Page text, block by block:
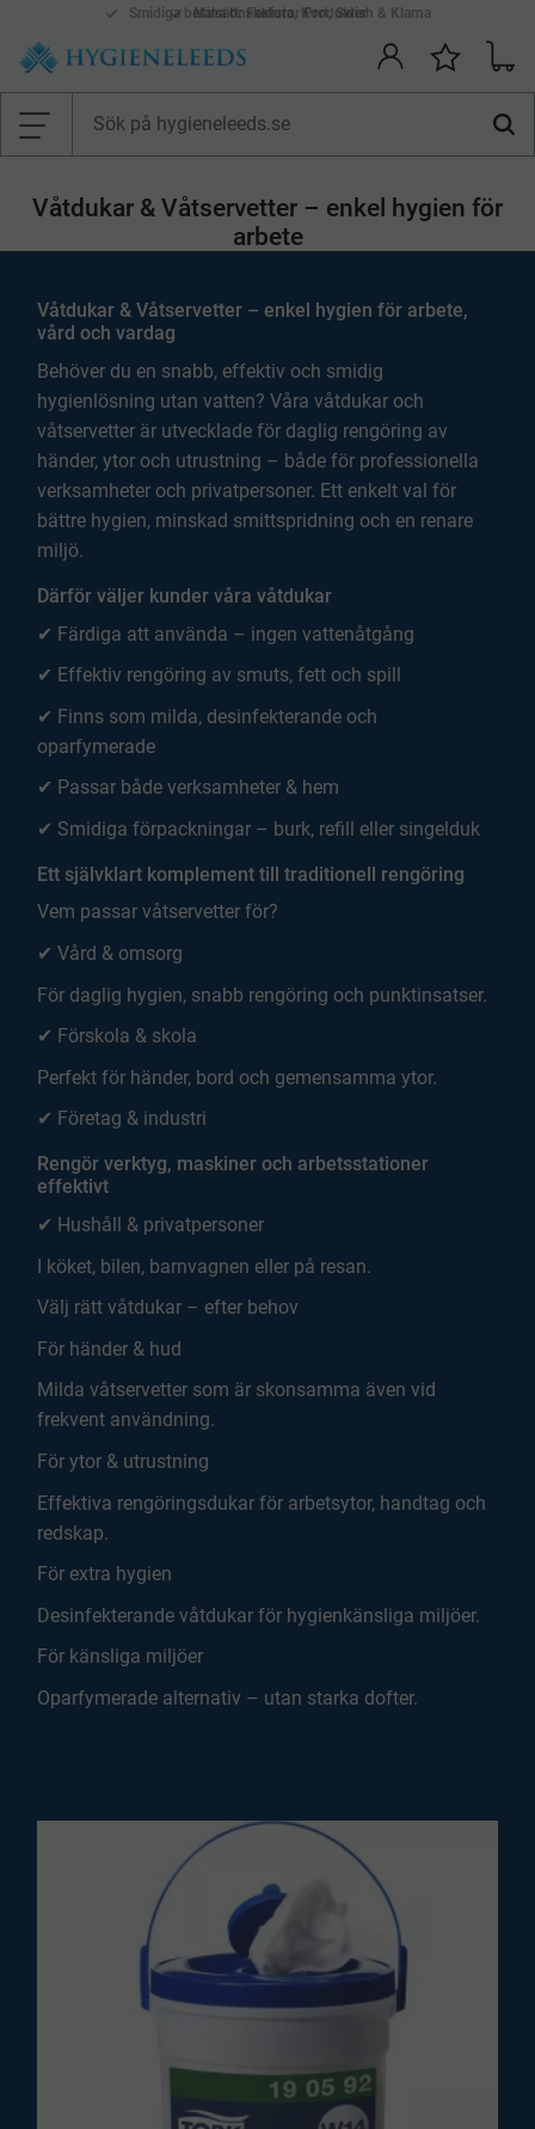
Meny
Mina önskelistor Produkter
Smidiga betalsätt: Faktura, Kort, Swish & Klarna
Våtdukar & Våtservetter – enkel hygien för
arbete
Våtdukar & Våtservetter – enkel hygien för arbete,
vård och vardag
Behöver du en snabb, effektiv och smidig
hygienlösning utan vatten? Våra våtdukar och
våtservetter är utvecklade för daglig rengöring av
händer, ytor och utrustning – både för professionella
verksamheter och privatpersoner. Ett enkelt val för
bättre hygien, minskad smittspridning och en renare
miljö.
Därför väljer kunder våra våtdukar
✔ Färdiga att använda – ingen vattenåtgång
✔ Effektiv rengöring av smuts, fett och spill
✔ Finns som milda, desinfekterande och
oparfymerade
✔ Passar både verksamheter & hem
✔ Smidiga förpackningar – burk, refill eller singelduk
Ett självklart komplement till traditionell rengöring
Vem passar våtservetter för?
✔ Vård & omsorg
För daglig hygien, snabb rengöring och punktinsatser.
✔ Förskola & skola
Perfekt för händer, bord och gemensamma ytor.
✔ Företag & industri
Rengör verktyg, maskiner och arbetsstationer
effektivt
✔ Hushåll & privatpersoner
I köket, bilen, barnvagnen eller på resan.
Välj rätt våtdukar – efter behov
För händer & hud
Milda våtservetter som är skonsamma även vid
frekvent användning.
För ytor & utrustning
Effektiva rengöringsdukar för arbetsytor, handtag och
redskap.
För extra hygien
Desinfekterande våtdukar för hygienkänsliga miljöer.
För känsliga miljöer
Oparfymerade alternativ – utan starka dofter.